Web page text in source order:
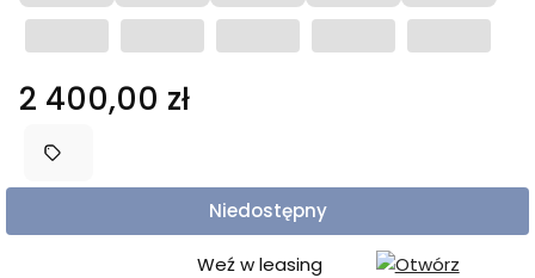
Cena
2 400,00 zł
Niedostępny
Weź w leasing